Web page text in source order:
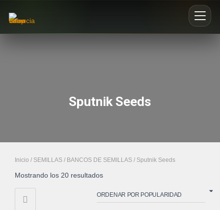
Sputnik Seeds
Inicio / SEMILLAS / BANCOS DE SEMILLAS / Sputnik Seeds
Mostrando los 20 resultados